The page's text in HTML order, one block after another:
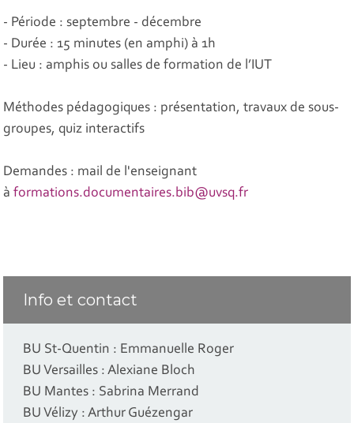
- Période : septembre - décembre
- Durée : 15 minutes (en amphi) à 1h
- Lieu : amphis ou salles de formation de l’IUT
Méthodes pédagogiques : présentation, travaux de sous-
groupes, quiz interactifs
Demandes : mail de l'enseignant
àformations.documentaires.bib@uvsq.fr
Info et contact
BU St-Quentin : Emmanuelle Roger
BU Versailles : Alexiane Bloch
BU Mantes : Sabrina Merrand
BU Vélizy : Arthur Guézengar